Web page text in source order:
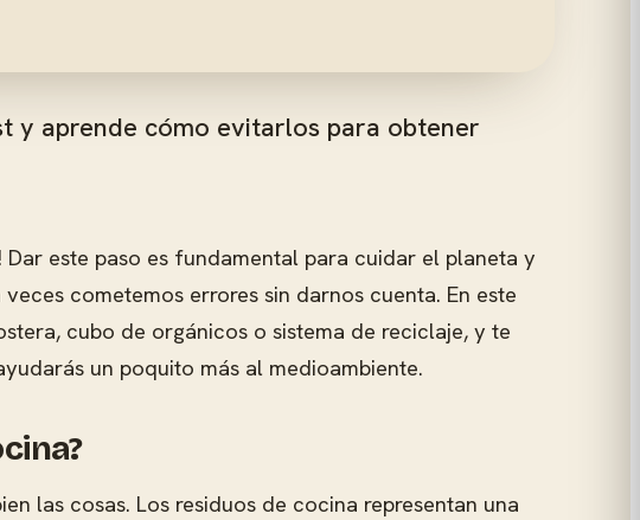
y aprende cómo evitarlos para obtener
este paso es fundamental para cuidar el planeta y
cometemos errores sin darnos cuenta. En este
cubo de orgánicos o sistema de reciclaje, y te
un poquito más al medioambiente.
las cosas. Los residuos de cocina representan una